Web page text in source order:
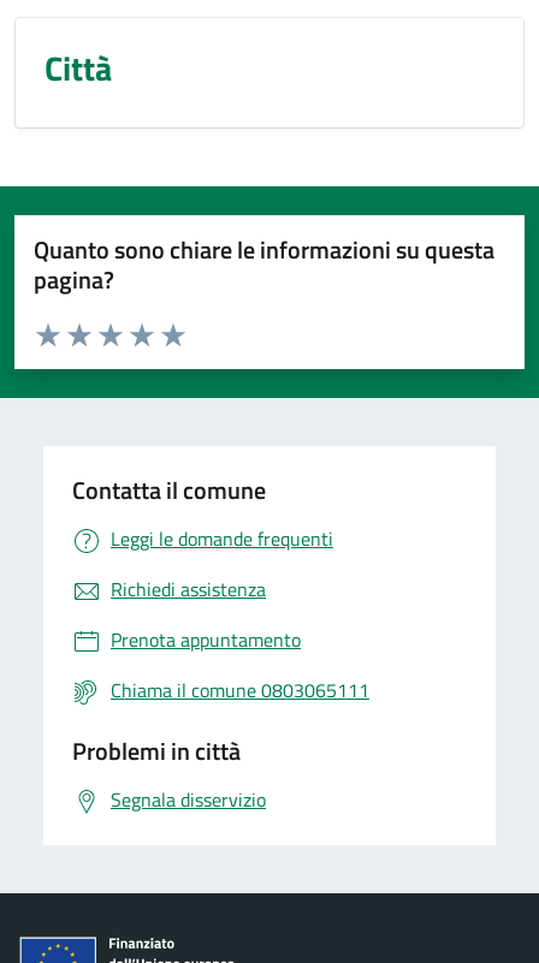
Città
Quanto sono chiare le informazioni su questa
pagina?
Valuta da 1 a 5 stelle la pagina
Valuta 5 stelle su 5
Valuta 4 stelle su 5
Valuta 3 stelle su 5
Valuta 2 stelle su 5
Valuta 1 stelle su 5
Contatta il comune
Leggi le domande frequenti
Richiedi assistenza
Prenota appuntamento
Chiama il comune 0803065111
Problemi in città
Segnala disservizio